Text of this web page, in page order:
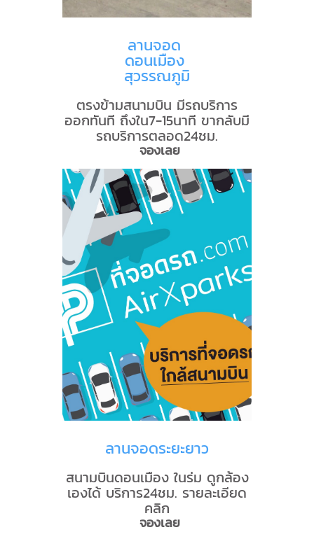
ลานจอด
ดอนเมือง
สุวรรณภูมิ
ตรงข้ามสนามบิน มีรถบริการ
ออกทันที ถึงใน7-15นาที ขากลับมี
รถบริการตลอด24ชม.
จองเลย
ลานจอดระยะยาว
สนามบินดอนเมือง ในร่ม ดูกล้อง
เองได้ บริการ24ชม. รายละเอียด
คลิก
จองเลย